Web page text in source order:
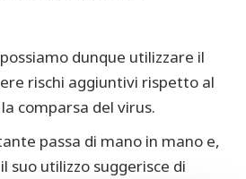
dunque utilizzare il
rischi aggiuntivi rispetto al
comparsa del virus.
passa di mano in mano e,
suo utilizzo suggerisce di